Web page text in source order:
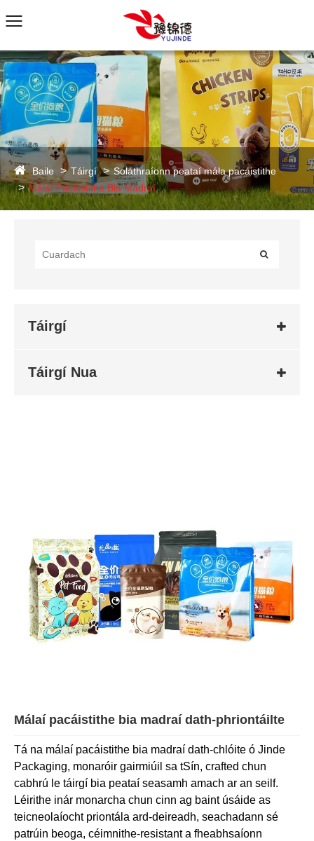
Baile Táirgí
Soláthraíonn peataí mála pacáistithe
Málaí Pacáistithe Bia Madraí
Táirgí
Táirgí Nua
Málaí pacáistithe bia madraí dath-phriontáilte
Tá na málaí pacáistithe bia madraí dath-chlóite ó Jinde
Packaging, monaróir gairmiúil sa tSín, crafted chun
cabhrú le táirgí bia peataí seasamh amach ar an seilf.
Léirithe inár monarcha chun cinn ag baint úsáide as
teicneolaíocht priontála ard-deireadh, seachadann sé
patrúin beoga, céimnithe-resistant a fheabhsaíonn